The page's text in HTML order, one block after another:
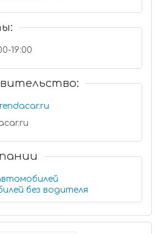
19:00
без водителя